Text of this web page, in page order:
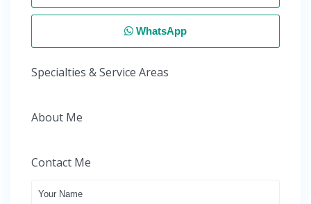
WhatsApp
Specialties & Service Areas
About Me
Contact Me